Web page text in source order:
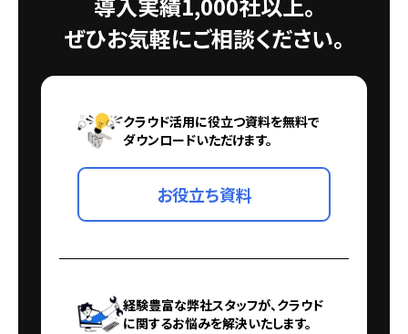
ぜひお気軽にご相談ください。
クラウド活用に役立つ資料を無料で
ダウンロードいただけます。
お役立ち資料
経験豊富な弊社スタッフが、クラウド
に関するお悩みを解決いたします。